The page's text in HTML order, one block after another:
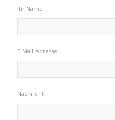
Ihr Name
E-Mail-Adresse
Nachricht